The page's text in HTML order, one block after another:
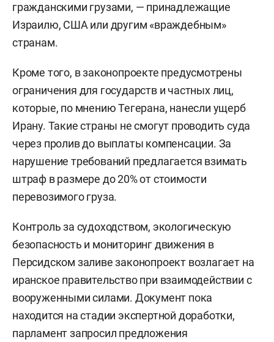
гражданскими грузами, — принадлежащие
Израилю, США или другим «враждебным»
странам.
Кроме того, в законопроекте предусмотрены
ограничения для государств и частных лиц,
которые, по мнению Тегерана, нанесли ущерб
Ирану. Такие страны не смогут проводить суда
через пролив до выплаты компенсации. За
нарушение требований предлагается взимать
штраф в размере до 20% от стоимости
перевозимого груза.
Контроль за судоходством, экологическую
безопасность и мониторинг движения в
Персидском заливе законопроект возлагает на
иранское правительство при взаимодействии с
вооруженными силами. Документ пока
находится на стадии экспертной доработки,
парламент запросил предложения